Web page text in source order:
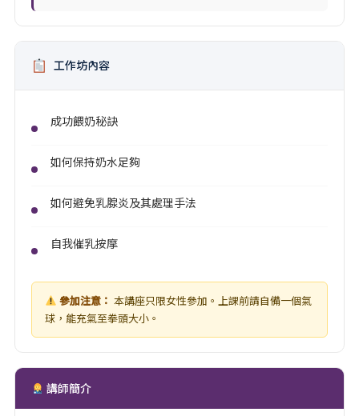
工作坊內容
成功餵奶秘訣
如何保持奶水足夠
如何避免乳腺炎及其處理手法
自我催乳按摩
參加注意： 本講座只限女性參加。上課前請自備一個氣
球，能充氣至拳頭大小。
講師簡介